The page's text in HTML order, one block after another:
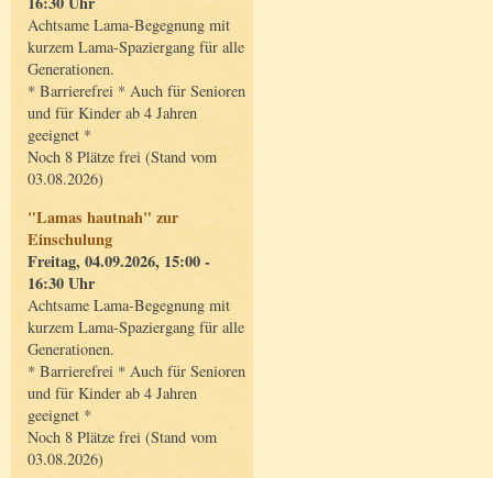
Achtsame Lama-Begegnung mit
kurzem Lama-Spaziergang für alle
Generationen.
* Barrierefrei * Auch für Senioren
und für Kinder ab 4 Jahren
geeignet *
Noch 8 Plätze frei (Stand vom
03.08.2026)
"Lamas hautnah" zur
Einschulung
Freitag, 04.09.2026, 15:00 -
16:30 Uhr
Achtsame Lama-Begegnung mit
kurzem Lama-Spaziergang für alle
Generationen.
* Barrierefrei * Auch für Senioren
und für Kinder ab 4 Jahren
geeignet *
Noch 8 Plätze frei (Stand vom
03.08.2026)